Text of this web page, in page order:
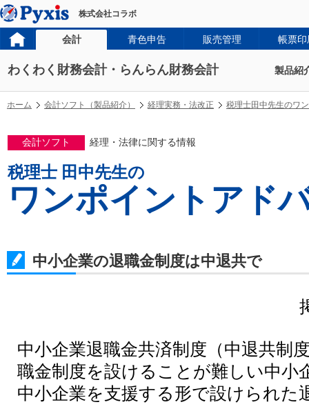
株式会社コラボ
会計 青色申告 販売管理 帳票印
わくわく財務会計・らんらん財務会計 製品紹
ホーム 会計ソフト（製品紹介） 経理実務・法改正 税理士田中先生のワ
会計ソフト 経理・法律に関する情報
税理士 田中先生の
ワンポイントアド
中小企業の退職金制度は中退共で
中小企業退職金共済制度（中退共制
職金制度を設けることが難しい中小
中小企業を支援する形で設けられた